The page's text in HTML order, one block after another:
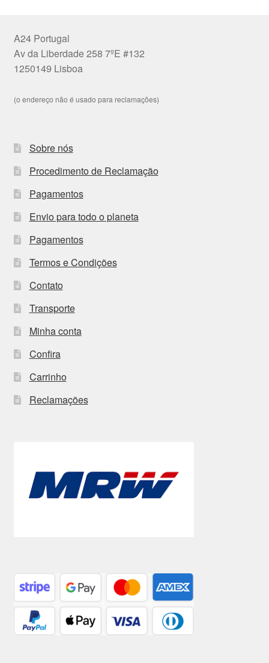
A24 Portugal
Av da Liberdade 258 7ºE #132
1250149 Lisboa
(o endereço não é usado para reclamações)
Sobre nós
Procedimento de Reclamação
Pagamentos
Envio para todo o planeta
Pagamentos
Termos e Condições
Contato
Transporte
Minha conta
Confira
Carrinho
Reclamações